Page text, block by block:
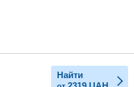
Найти